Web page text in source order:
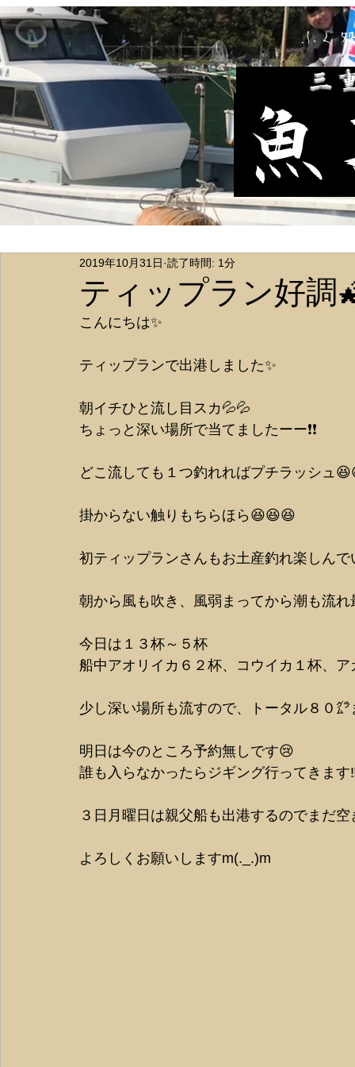
ふぐ
三重
ティップラン好調
2019年10月31日 読了時間: 1分
こんにちは✨
ティップランで出港しました✨
朝イチひと流し目スカ💦💦
ちょっと深い場所で当てましたーー❗❗
どこ流しても１つ釣れればプチラッシュ
掛からない触りもちらほら😆😆😆
初ティップランさんもお土産釣れ楽しんで
朝から風も吹き、風弱まってから潮も流
今日は１３杯～５杯
船中アオリイカ６２杯、コウイカ１杯、ア
少し深い場所も流すので、トータル８０
明日は今のところ予約無しです😢
誰も入らなかったらジギング行ってきます
３日月曜日は親父船も出港するのでまだ
よろしくお願いしますm(._.)m